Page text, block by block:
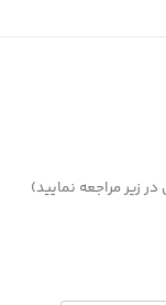
زیر مراجعه نمایید)